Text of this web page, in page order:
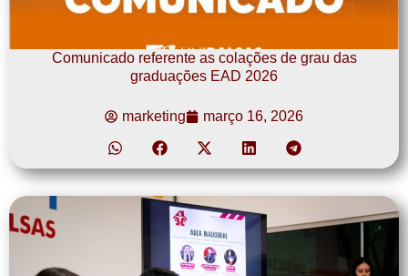
Comunicado referente as colações de grau das
graduações EAD 2026
marketing março 16, 2026